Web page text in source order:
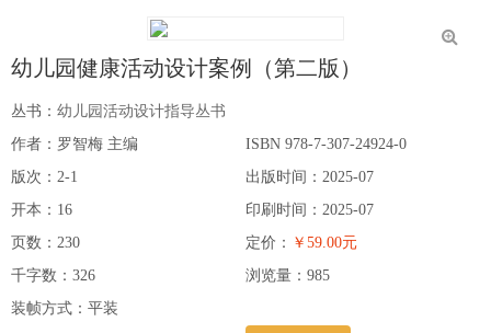
幼儿园健康活动设计案例（第二版）
丛书： 幼儿园活动设计指导丛书
作者：罗智梅 主编
版次：2-1
开本：16
页数：230
千字数：326
装帧方式：平装
ISBN 978-7-307-24924-0
出版时间：2025-07
印刷时间：2025-07
定价： ￥59.00元
浏览量： 985